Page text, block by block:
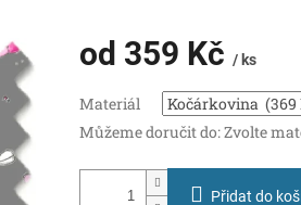
od 359 Kč / ks
cena:
Materiál
Můžeme doručit do:Zvolte
Přidat do